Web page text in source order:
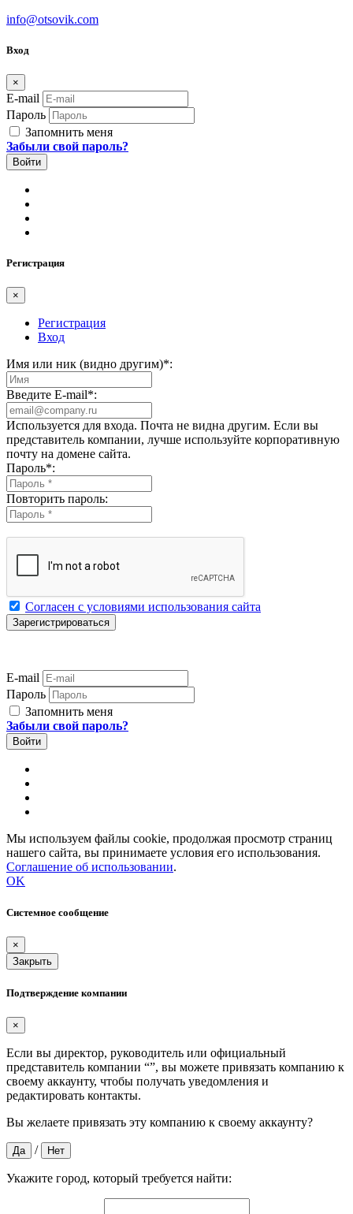
info@otsovik.com
Вход
×
E-mail
Пароль
Запомнить меня
Забыли свой пароль?
Регистрация
×
Регистрация
Вход
Имя или ник (видно другим)*:
Введите E-mail*:
Используется для входа. Почта не видна другим. Если вы
представитель компании, лучше используйте корпоративную
почту на домене сайта.
Пароль*:
Повторить пароль:
Согласен с условиями использования сайта
E-mail
Пароль
Запомнить меня
Забыли свой пароль?
Мы используем файлы cookie, продолжая просмотр страниц
нашего сайта, вы принимаете условия его использования.
Соглашение об использовании.
OK
Системное сообщение
×
Закрыть
Подтверждение компании
×
Если вы директор, руководитель или официальный
представитель компании “”, вы можете привязать компанию к
своему аккаунту, чтобы получать уведомления и
редактировать контакты.
Вы желаете привязать эту компанию к своему аккаунту?
Да / Нет
Укажите город, который требуется найти: